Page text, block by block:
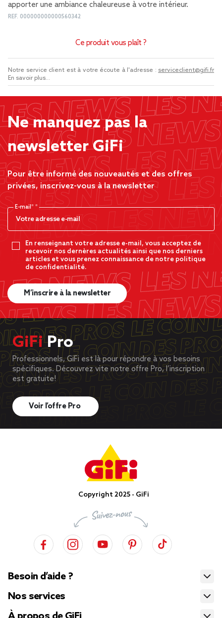
apporter une ambiance chaleureuse à votre intérieur.
REF. 000000000000560342
Ce produit vous plaît ?
Notre service client est à votre écoute à l'adresse : serviceclient@gifi.fr
En savoir plus...
Ne manquez pas la
newsletter GiFi
Pour être informé des nouveautés et des offres
privées, inscrivez-vous à la newsletter
E-mail*
En renseignant votre adresse e-mail, vous acceptez de
recevoir nos dernères actualités ainsi que nos derniers
articles et vous prenez connaissance de notre politique
de confidentialité.
M’inscrire à la newsletter
GiFiPro
Professionnels, GiFi est là pour répondre à vos besoins
spécifiques. Découvrez vite notre offre Pro, l’inscription
est gratuite!
Voir l’offre Pro
Copyright 2025 - GiFi
Besoin d’aide ?
Nos services